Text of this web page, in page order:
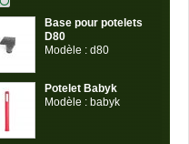
Base pour potelets
D80
Modèle : d80
Potelet Babyk
Modèle : babyk